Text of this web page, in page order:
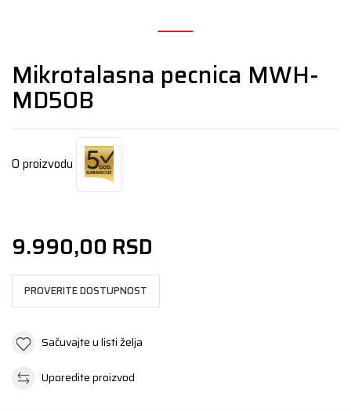
Mikrotalasna pecnica MWH-
MD50B
O proizvodu
9.990,00 RSD
PROVERITE DOSTUPNOST
Sačuvajte u listi želja
Uporedite proizvod